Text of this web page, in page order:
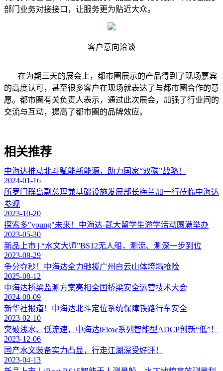
部门业务对接接口，让服务更为贴近大众。
客户意向洽谈
在为期三天的展会上，都市圈展示的产品得到了现场嘉宾
的高度认可，甚至很多客户在现场就表达了与都市圈合作的意
愿。都市圈有关负责人表示，通过此次展会，加强了行业间的
交流与互动，提高了都市圈的品牌效应。
相关推荐
中海达推动北斗赋能新能源，助力国家“双碳”战略！
2024-01-16
所罗门群岛副总理兼基础设施发展部长梅兰加一行莅临中海达
参观
2023-10-20
探索多"young"未来！中海达-武大留学生游学活动圆满举办
2023-05-30
新品上市 | “水文大师”BS12无人船，测流、测深一步到位
2023-08-29
争分夺秒！中海达全力驰援广州白云山体垮塌抢险
2025-08-12
中海达桥梁监测方案亮相全国桥梁安全运营技术大会
2024-08-09
新华社报道！中海达北斗定位系统保障铁路行车安全
2023-02-10
突破浅水、低流速，中海达iFlow系列智能型ADCP创新“低”！
2023-12-06
国产水文装备实力凸显，行走江湖深受好评！
2023-04-13